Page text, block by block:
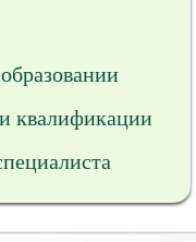
квалификации